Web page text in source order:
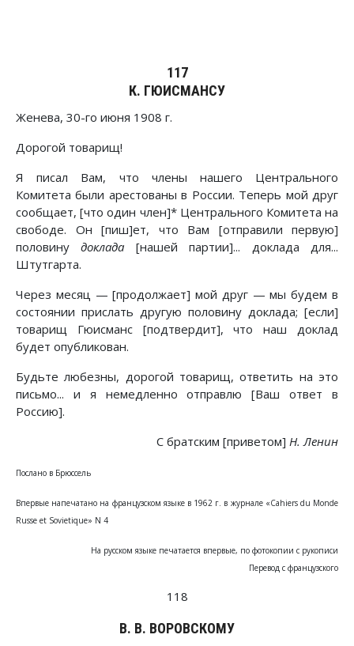
117
К. ГЮИСМАНСУ
Женева, 30-го июня 1908 г.
Дорогой товарищ!
Я писал Вам, что члены нашего Центрального
Комитета были арестованы в России. Теперь мой друг
сообщает, [что один член]* Центрального Комитета на
свободе. Он [пиш]ет, что Вам [отправили первую]
половинудоклада [нашей партии]... доклада для...
Штутгарта.
Через месяц — [продолжает] мой друг — мы будем в
состоянии прислать другую половину доклада; [если]
товарищ Гюисманс [подтвердит], что наш доклад
будет опубликован.
Будьте любезны, дорогой товарищ, ответить на это
письмо... и я немедленно отправлю [Ваш ответ в
Россию].
С братским [приветом] Н. Ленин
Послано в Брюссель
Впервые напечатано на французском языке в 1962 г. в журнале «Cahiers du Monde
Russe et Sovietique» N 4
На русском языке печатается впервые, по фотокопии с рукописи
Перевод с французского
118
В. В. ВОРОВСКОМУ